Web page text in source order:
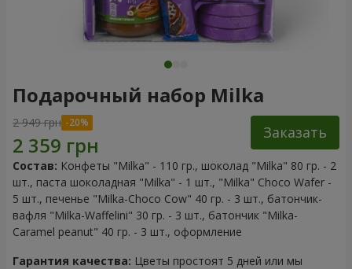
Подарочный набор Milka
2 949 грн
Заказать
Состав: Конфеты "Milka" - 110 гр., шоколад "Milka" 80 гр. - 2
шт., паста шоколадная "Milka" - 1 шт., "Milka" Choco Wafer -
5 шт., печенье "Milka-Choco Сow" 40 гр. - 3 шт., батончик-
вафля "Milka-Waffelini" 30 гр. - 3 шт., батончик "Milka-
Сaramel peanut" 40 гр. - 3 шт., оформление
Гарантия качества: Цветы простоят 5 дней или мы